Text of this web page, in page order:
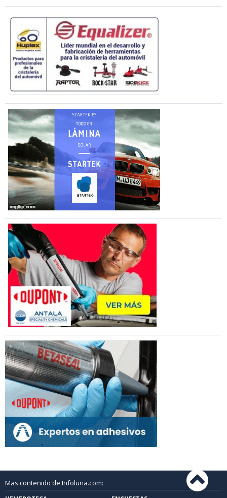
Mas contenido de Infoluna.com: